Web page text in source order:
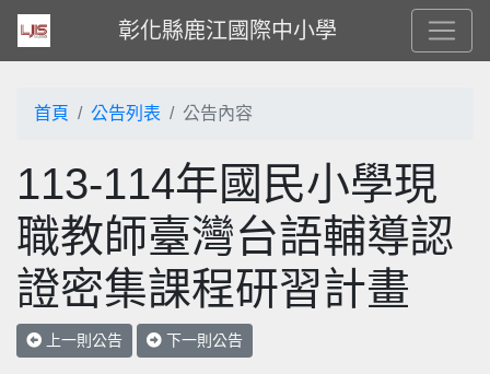
彰化縣鹿江國際中小學
首頁 公告列表 公告內容
113-114年國民小學現
職教師臺灣台語輔導認
證密集課程研習計畫
上一則公告 下一則公告